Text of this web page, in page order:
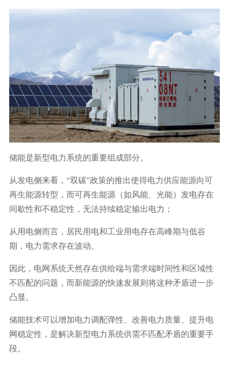
储能是新型电力系统的重要组成部分。
从发电侧来看，“双碳”政策的推出使得电力供应能源向可
再生能源转型，而可再生能源（如风能、光能）发电存在
间歇性和不稳定性，无法持续稳定输出电力；
从用电侧而言，居民用电和工业用电存在高峰期与低谷
期，电力需求存在波动。
因此，电网系统天然存在供给端与需求端时间性和区域性
不匹配的问题，而新能源的快速发展则将这种矛盾进一步
凸显。
储能技术可以增加电力调配弹性、改善电力质量、提升电
网稳定性，是解决新型电力系统供需不匹配矛盾的重要手
段。